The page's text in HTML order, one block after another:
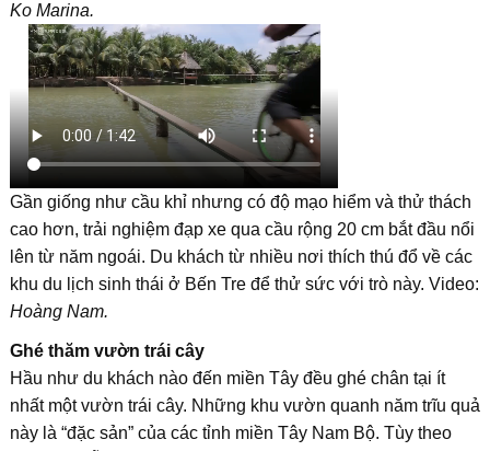
Ko Marina.
Gần giống như cầu khỉ nhưng có độ mạo hiểm và thử thách
cao hơn, trải nghiệm đạp xe qua cầu rộng 20 cm bắt đầu nổi
lên từ năm ngoái. Du khách từ nhiều nơi thích thú đổ về các
khu du lịch sinh thái ở Bến Tre để thử sức với trò này. Video:
Hoàng Nam.
Ghé thăm vườn trái cây
Hầu như du khách nào đến miền Tây đều ghé chân tại ít
nhất một vườn trái cây. Những khu vườn quanh năm trĩu quả
này là “đặc sản” của các tỉnh miền Tây Nam Bộ. Tùy theo